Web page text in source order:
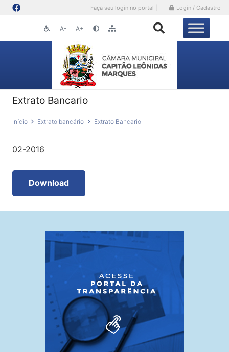
Faça seu login no portal | Login / Cadastro
A- A+
Extrato Bancario
Início Extrato bancário Extrato Bancario
02-2016
Download